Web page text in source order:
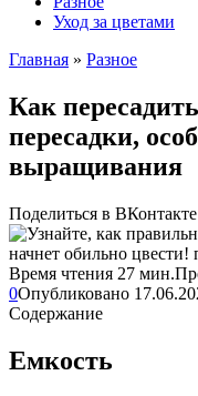
Уход за цветами
Главная » Разное
Как
пересадки,
выращивания
Поделиться в ВКонтакте
Время чтения 27 мин.
0Опубликовано
Содержание
Емкость